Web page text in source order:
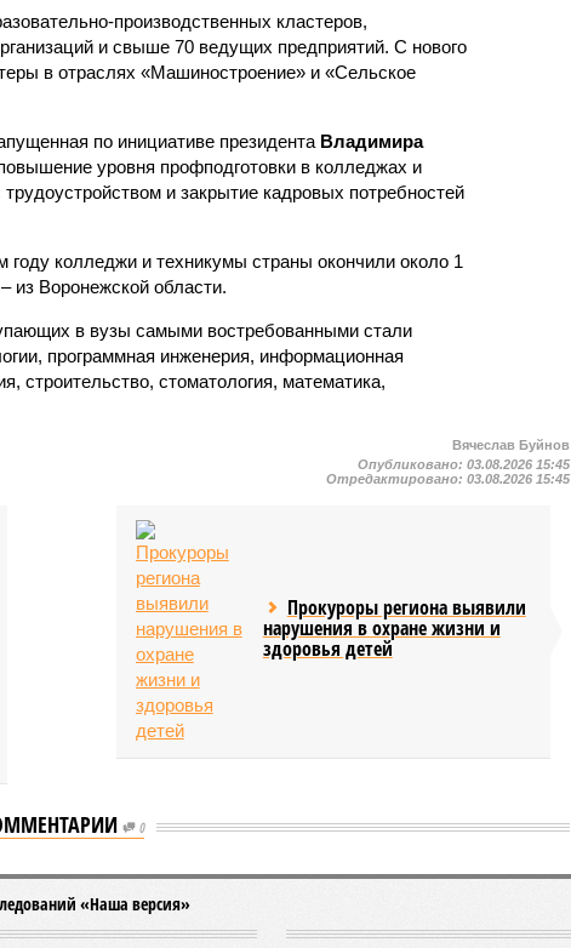
производственных кластеров,
и свыше 70 ведущих предприятий. С нового
в отраслях «Машиностроение» и «Сельское
по инициативе президента Владимира
уровня профподготовки в колледжах и
и закрытие кадровых потребностей
колледжи и техникумы страны окончили около 1
из Воронежской области.
в вузы самыми востребованными стали
программная инженерия, информационная
строительство, стоматология, математика,
Вячеслав Буйнов
Опубликовано:03.08.2026 15:45
Отредактировано:03.08.2026 15:45
Прокуроры региона выявили
нарушения в охране жизни и
здоровья детей
0
с Кировской и Ростовской областями